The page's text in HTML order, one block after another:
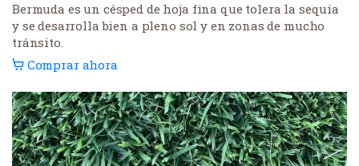
Bermuda es un césped de hoja fina que tolera la sequía
y se desarrolla bien a pleno sol y en zonas de mucho
tránsito.
Comprar ahora